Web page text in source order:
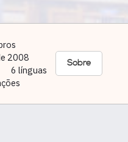
2008
6 línguas
Sobre